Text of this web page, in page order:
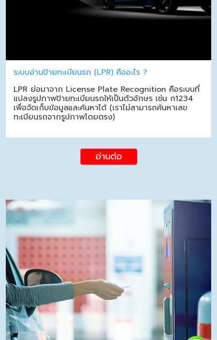
ระบบอ่านป้ายทะเบียนรถ (LPR) คืออะไร ?
LPR ย่อมาจาก License Plate Recognition คือระบบที่
แปลงรูปภาพป้ายทะเบียนรถให้เป็นตัวอักษร เช่น ก1234
เพื่อจัดเก็บข้อมูลและค้นหาได้ (เราไม่สามารถค้นหาเลข
ทะเบียนรถจากรูปภาพโดยตรง)
อ่านต่อ